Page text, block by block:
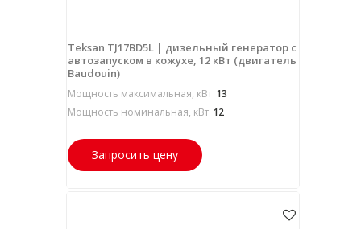
Teksan TJ17BD5L | дизельный генератор с
автозапуском в кожухе, 12 кВт (двигатель
Baudouin)
Мощность максимальная, кВт 13
Мощность номинальная, кВт 12
Запросить цену